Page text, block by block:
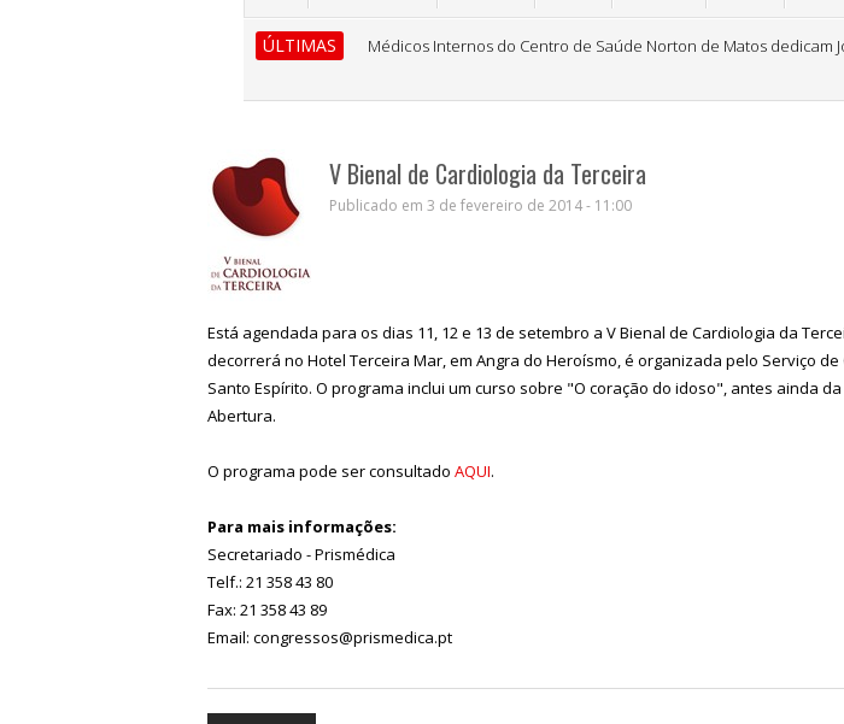
ÚLTIMAS Médicos Internos do Centro de Saúde Norton de Matos dedicam
V Bienal de Cardiologia da Terceira
Publicado em 3 de fevereiro de 2014 - 11:00
Está agendada para os dias 11, 12 e 13 de setembro a V Bienal de Cardiologia da
decorrerá no Hotel Terceira Mar, em Angra do Heroísmo, é organizada pelo Serviço
Santo Espírito. O programa inclui um curso sobre "O coração do idoso", antes ainda
Abertura.
O programa pode ser consultado AQUI.
Para mais informações:
Secretariado - Prismédica
Telf.: 21 358 43 80
Fax: 21 358 43 89
Email: congressos@prismedica.pt